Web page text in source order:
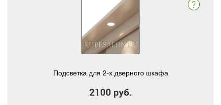
Подсветка для 2-х дверного шкафа
2100 руб.